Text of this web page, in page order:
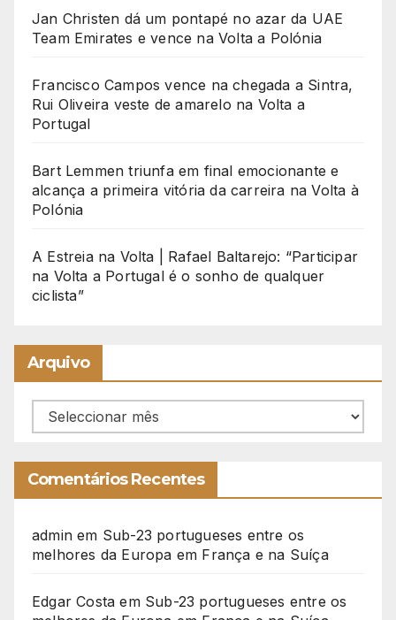
Jan Christen dá um pontapé no azar da UAE
Team Emirates e vence na Volta a Polónia
Francisco Campos vence na chegada a Sintra,
Rui Oliveira veste de amarelo na Volta a
Portugal
Bart Lemmen triunfa em final emocionante e
alcança a primeira vitória da carreira na Volta à
Polónia
A Estreia na Volta | Rafael Baltarejo: “Participar
na Volta a Portugal é o sonho de qualquer
ciclista”
Arquivo
Arquivo
Comentários Recentes
admin em Sub-23 portugueses entre os
melhores da Europa em França e na Suíça
Edgar Costa em Sub-23 portugueses entre os